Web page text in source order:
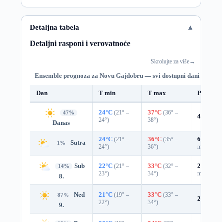
Detaljna tabela
Detaljni rasponi i verovatnoće
Skrolujte za više→
Ensemble prognoza za Novu Gajdobru — svi dostupni dani
Dan T min T max
47%
Danas
24°C (21° –
24°)
37°C (36° –
38°)
4%
1% Sutra 24°C (21° –
24°)
36°C (35° –
36°)
62%
mm)
14%
Sub
8.
22°C (21° –
23°)
33°C (32° –
34°)
27%
mm)
87%
Ned
9.
21°C (19° –
22°)
33°C (33° –
34°)
2%